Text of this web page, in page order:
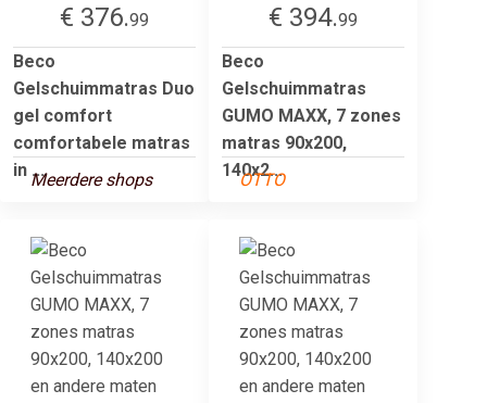
€ 376.99
Beco
Gelschuimmatras Duo
gel comfort
comfortabele matras
in ...Meerdere shops
€ 394.99
Beco
Gelschuimmatras
GUMO MAXX, 7 zones
matras 90x200,
140x2...
OTTO